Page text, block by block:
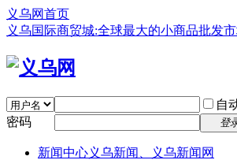
义乌网首页
义乌国际商贸城:全球最大的小商品批发
自
密码
登
新闻中心义乌新闻、义乌新闻网